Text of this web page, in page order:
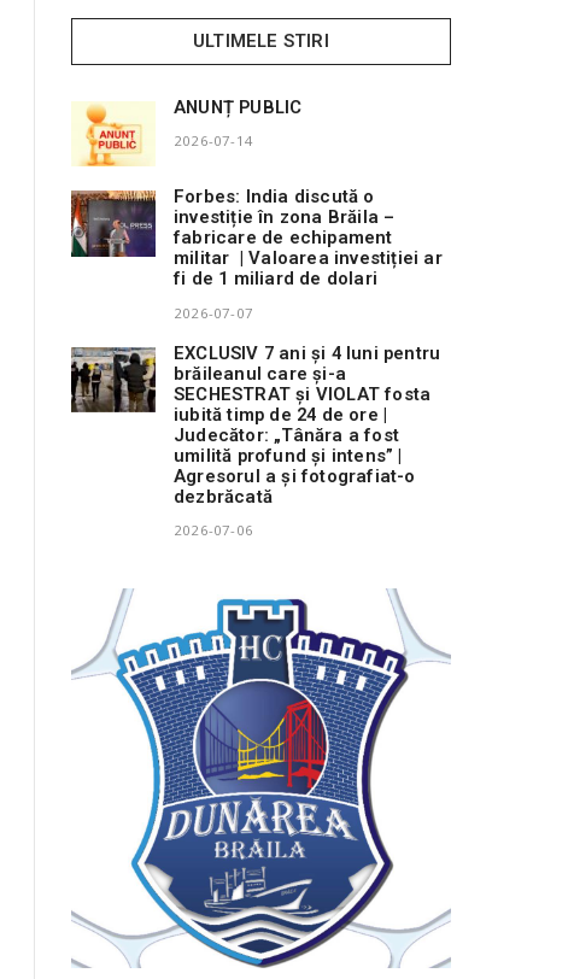
ULTIMELE STIRI
ANUNȚ PUBLIC
2026-07-14
Forbes: India discută o
investiție în zona Brăila –
fabricare de echipament
militar | Valoarea investiției ar
fi de 1 miliard de dolari
2026-07-07
EXCLUSIV 7 ani și 4 luni pentru
brăileanul care și-a
SECHESTRAT și VIOLAT fosta
iubită timp de 24 de ore |
Judecător: „Tânăra a fost
umilită profund și intens” |
Agresorul a și fotografiat-o
dezbrăcată
2026-07-06